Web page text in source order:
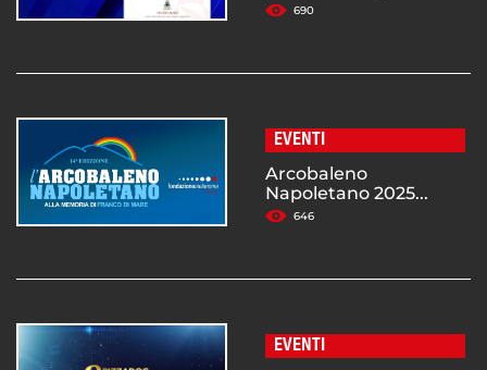
690
EVENTI
Arcobaleno
Napoletano 2025...
646
EVENTI